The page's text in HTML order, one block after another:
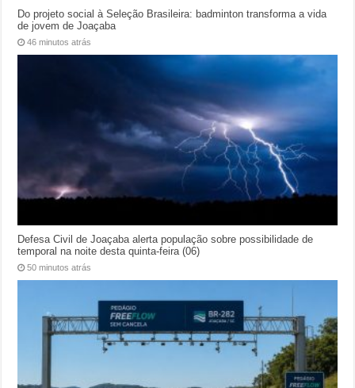
Do projeto social à Seleção Brasileira: badminton transforma a vida
de jovem de Joaçaba
46 minutos atrás
Defesa Civil de Joaçaba alerta população sobre possibilidade de
temporal na noite desta quinta-feira (06)
50 minutos atrás